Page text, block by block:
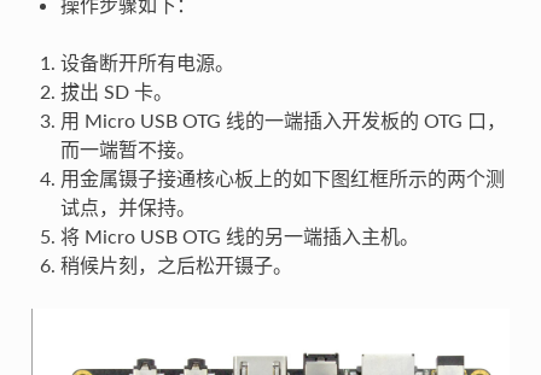
设备断开所有电源。
拔出 SD 卡。
用 Micro USB OTG 线的一端插入开发板的 OTG 口，
而一端暂不接。
用金属镊子接通核心板上的如下图红框所示的两个测
试点，并保持。
将 Micro USB OTG 线的另一端插入主机。
稍候片刻，之后松开镊子。